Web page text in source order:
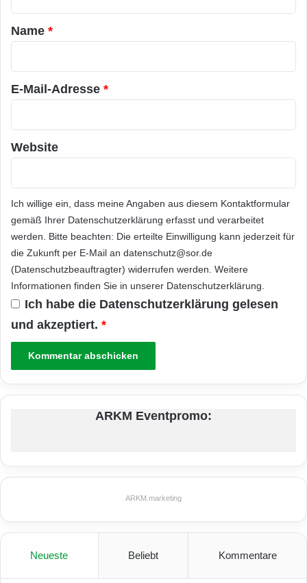
a
r
*
Name *
E-Mail-Adresse *
Website
Ich willige ein, dass meine Angaben aus diesem Kontaktformular
gemäß Ihrer Datenschutzerklärung erfasst und verarbeitet
werden. Bitte beachten: Die erteilte Einwilligung kann jederzeit für
die Zukunft per E-Mail an datenschutz@sor.de
(Datenschutzbeauftragter) widerrufen werden. Weitere
Informationen finden Sie in unserer Datenschutzerklärung
Ich habe die Datenschutzerklärung gelesen
und akzeptiert. *
ARKM Eventpromo:
ARKM.marketing
Neueste Beliebt Kommentare